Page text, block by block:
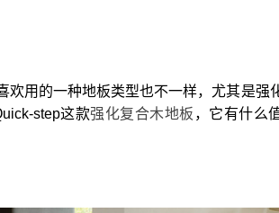
用的一种地板类型也不一样，尤其是
step这款强化复合木地板 ，它有什么